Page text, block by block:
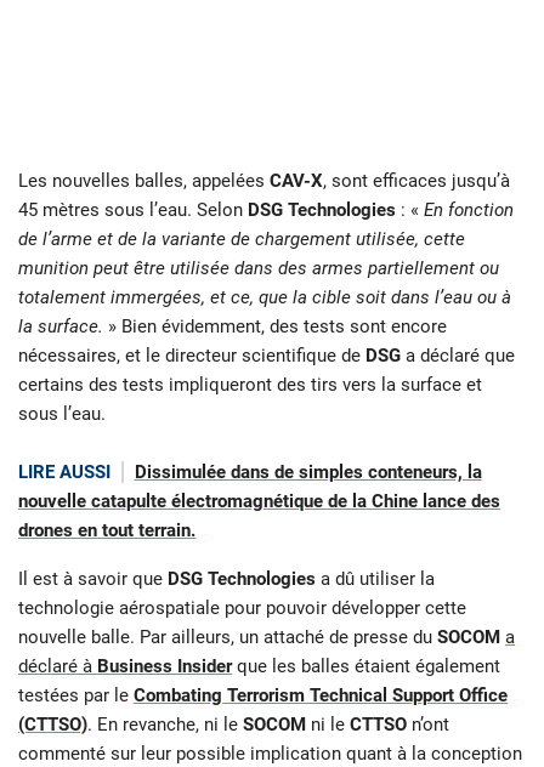
Les nouvelles balles, appelées CAV-X, sont efficaces jusqu’à
45 mètres sous l’eau. Selon DSG Technologies : « En fonction
de l’arme et de la variante de chargement utilisée, cette
munition peut être utilisée dans des armes partiellement ou
totalement immergées, et ce, que la cible soit dans l’eau ou à
la surface. » Bien évidemment, des tests sont encore
nécessaires, et le directeur scientifique de DSG a déclaré que
certains des tests impliqueront des tirs vers la surface et
sous l’eau.
LIRE AUSSI
Dissimulée dans de simples conteneurs, la
nouvelle catapulte électromagnétique de la Chine lance des
drones en tout terrain.
Il est à savoir que DSG Technologies a dû utiliser la
technologie aérospatiale pour pouvoir développer cette
nouvelle balle. Par ailleurs, un attaché de presse du SOCOM a
déclaré à Business Insiderque les balles étaient également
testées par le Combating Terrorism Technical Support Office
(CTTSO). En revanche, ni le SOCOM ni le CTTSO n’ont
commenté sur leur possible implication quant à la conception